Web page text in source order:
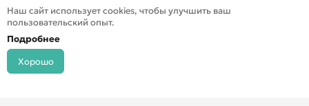
Наш сайт использует cookies, чтобы улучшить ваш
пользовательский опыт.
Подробнее
Хорошо